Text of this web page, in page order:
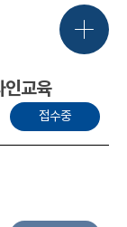
인교육
접수중